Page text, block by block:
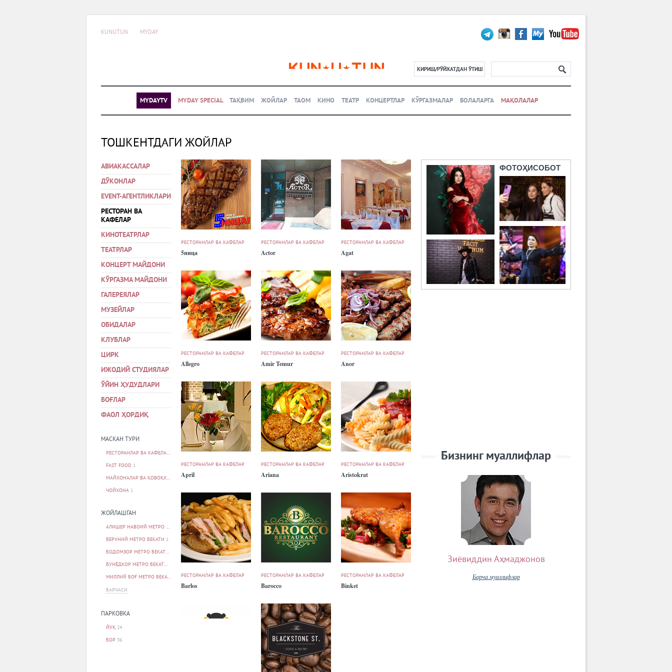
KUNUTUN MYDAY
КИРИШ/РЎЙХАТДАН ЎТИШ
MYDAYTV MYDAY SPECIAL ТАҚВИМ ЖОЙЛАР ТАОМ КИНО ТЕАТР КОНЦЕРТЛАР КЎРГАЗМАЛАР БОЛАЛАРГА МАҚОЛАЛАР
ТОШКЕНТДАГИ ЖОЙЛАР
АВИАКАССАЛАР
ДЎКОНЛАР
EVENT-АГЕНТЛИКЛАРИ
РЕСТОРАН ВА
КАФЕЛАР
КИНОТЕАТРЛАР
ТЕАТРЛАР
КОНЦЕРТ МАЙДОНИ
КЎРГАЗМА МАЙДОНИ
ГАЛЕРЕЯЛАР
МУЗЕЙЛАР
ОБИДАЛАР
КЛУБЛАР
ЦИРК
ИЖОДИЙ СТУДИЯЛАР
ЎЙИН ҲУДУДЛАРИ
БОҒЛАР
ФАОЛ ҲОРДИҚ
МАСКАН ТУРИ
РЕСТОРАНЛАР ВА КАФЕЛАР
FAST FOOD 1
МАЙХОНАЛАР ВА ҚОВОҚХОНАЛАР 1
ЧОЙХОНА 1
ЖОЙЛАШГАН
АЛИШЕР НАВОИЙ МЕТРО БЕКАТИ 1
БЕРУНИЙ МЕТРО БЕКАТИ 1
БОДОМЗОР МЕТРО БЕКАТИ
БУНЁДКОР МЕТРО БЕКАТИ
МИЛЛИЙ БОҒ МЕТРО БЕКАТИ
БАРЧАСИ
ПАРКОВКА
ЙУҚ 24
БОР 56
РЕСТОРАНЛАР ВА КАФЕЛАР
5ница
РЕСТОРАНЛАР ВА КАФЕЛАР
Actor
РЕСТОРАНЛАР ВА КАФЕЛАР
Agat
РЕСТОРАНЛАР ВА КАФЕЛАР
Allegro
РЕСТОРАНЛАР ВА КАФЕЛАР
Amir Temur
РЕСТОРАНЛАР ВА КАФЕЛАР
Anor
РЕСТОРАНЛАР ВА КАФЕЛАР
April
РЕСТОРАНЛАР ВА КАФЕЛАР
Ariana
РЕСТОРАНЛАР ВА КАФЕЛАР
Aristokrat
РЕСТОРАНЛАР ВА КАФЕЛАР
Barlos
РЕСТОРАНЛАР ВА КАФЕЛАР
Barocco
РЕСТОРАНЛАР ВА КАФЕЛАР
Binket
ФОТОҲИСОБОТ
Бизнинг муаллифлар
Зиёвиддин Аҳмаджонов
Барча муаллифлар